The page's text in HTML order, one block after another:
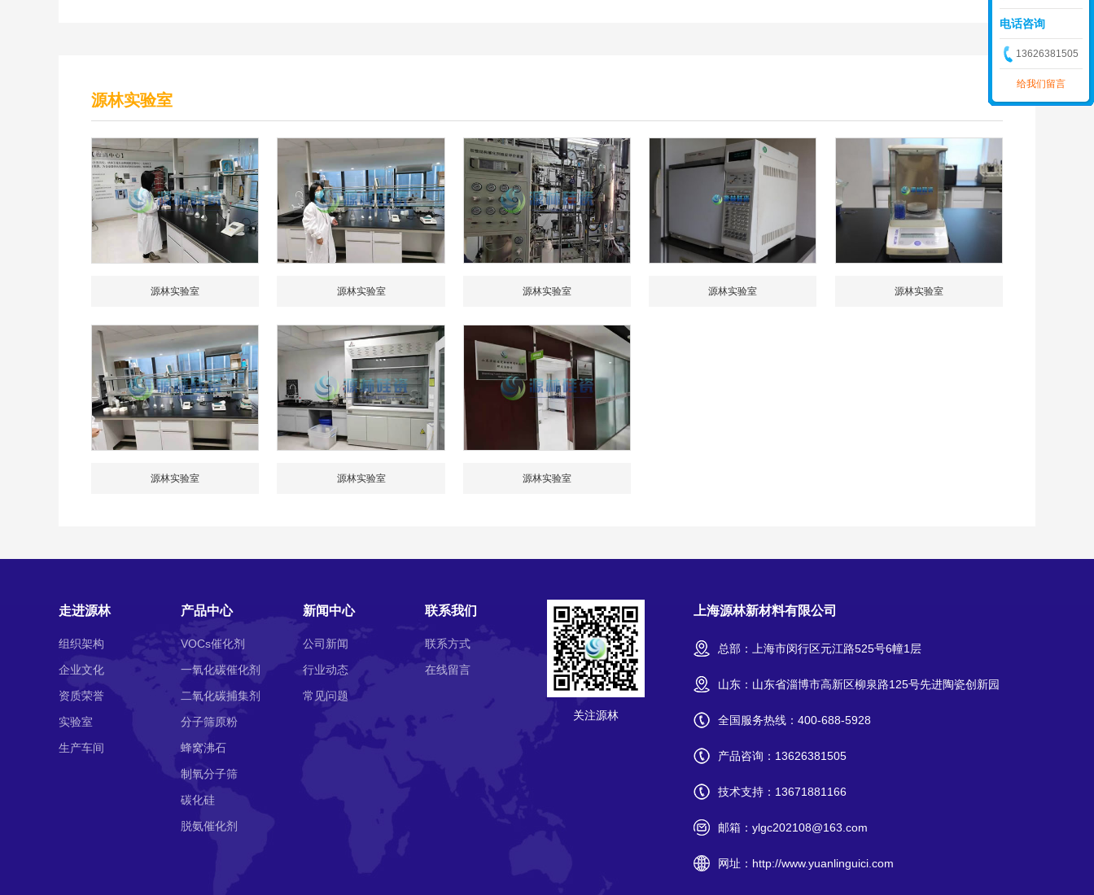
源林实验室
源林实验室 源林实验室 源林实验室 源林实验室 源林实验室
源林实验室 源林实验室 源林实验室
走进源林
组织架构
企业文化
资质荣誉
实验室
生产车间
产品中心
VOCs催化剂
一氧化碳催化剂
二氧化碳捕集剂
分子筛原粉
蜂窝沸石
制氧分子筛
碳化硅
脱氨催化剂
新闻中心
公司新闻
行业动态
常见问题
联系我们
联系方式
在线留言
关注源林
上海源林新材料有限公司
总部：上海市闵行区元江路525号6幢1层
山东：山东省淄博市高新区柳泉路125号先进陶瓷创新园
全国服务热线： 400-688-5928
产品咨询： 13626381505
技术支持： 13671881166
邮箱： ylgc202108@163.com
网址： http://www.yuanlinguici.com
电话咨询
13626381505
给我们留言